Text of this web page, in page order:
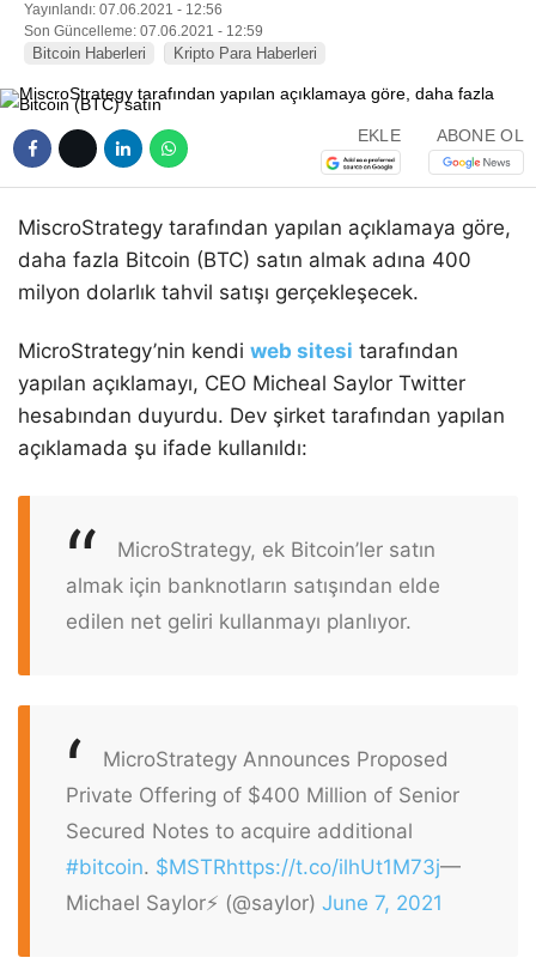
Yayınlandı: 07.06.2021 - 12:56
Son Güncelleme: 07.06.2021 - 12:59
Bitcoin Haberleri Kripto Para Haberleri
EKLE ABONE OL
MiscroStrategy tarafından yapılan açıklamaya göre,
daha fazla Bitcoin (BTC) satın almak adına 400
milyon dolarlık tahvil satışı gerçekleşecek.
MicroStrategy’nin kendi web sitesi tarafından
yapılan açıklamayı, CEO Micheal Saylor Twitter
hesabından duyurdu. Dev şirket tarafından yapılan
açıklamada şu ifade kullanıldı:
MicroStrategy, ek Bitcoin’ler satın
almak için banknotların satışından elde
edilen net geliri kullanmayı planlıyor.
MicroStrategy Announces Proposed
Private Offering of $400 Million of Senior
Secured Notes to acquire additional
#bitcoin. $MSTRhttps://t.co/ilhUt1M73j—
Michael Saylor⚡️ (@saylor) June 7, 2021